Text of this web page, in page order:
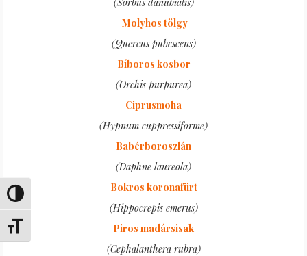
Umschalten auf hohe Kontraste
Schrift vergrößern
Molyhos tölgy
(Quercus pubescens)
Bíboros kosbor
(Orchis purpurea)
Ciprusmoha
(Hypnum cuppressiforme)
Babérboroszlán
(Daphne laureola)
Bokros koronafürt
(Hippocrepis emerus)
Piros madársisak
(Cephalanthera rubra)